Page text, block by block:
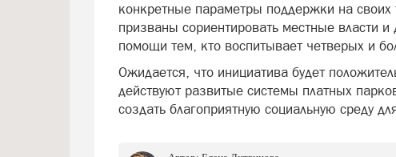
конкретные параметры поддержки на
призваны сориентировать местные власти и
помощи тем, кто воспитывает четверых и
Ожидается, что инициатива будет
действуют развитые системы платных
создать благоприятную социальную среду